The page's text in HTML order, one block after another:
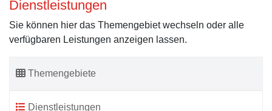
Dienstleistungen
Sie können hier das Themengebiet wechseln oder alle
verfügbaren Leistungen anzeigen lassen.
Themengebiete
Dienstleistungen